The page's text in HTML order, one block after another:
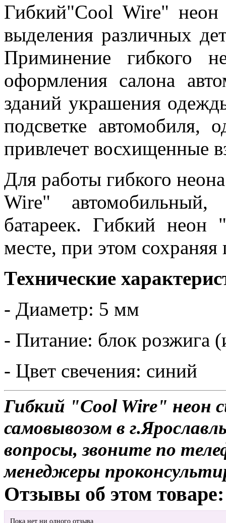
Гибкий"Cool Wire" неон
выделения различных
Приминение гибкого
оформления салона
зданий украшения
подсветке автомобиля,
привлечет восхищенные
Для работы гибкого
Wire"
батареек. Гибкий
месте, при этом
Технические
- Диаметр: 5 мм
- Питание: блок розжига
- Цвет свечения: синий
Гибкий "Cool Wire" неон
самовывозом в
вопросы, звоните по
менеджеры
Отзывы об этом товаре:
Пока нет ни одного отзыва